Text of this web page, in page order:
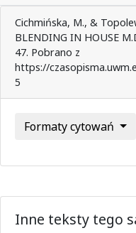
Cichmińska, M., &
BLENDING IN HOUSE
47. Pobrano z
https://
5
Formaty cytowań
Inne teksty tego